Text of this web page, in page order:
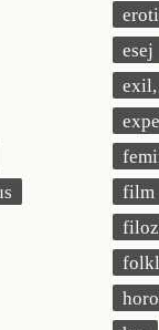
esej
exil,
film